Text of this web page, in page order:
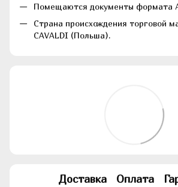
Помещаются документы формата
Страна происхождения торговой
CAVALDI (Польша).
Доставка Оплата